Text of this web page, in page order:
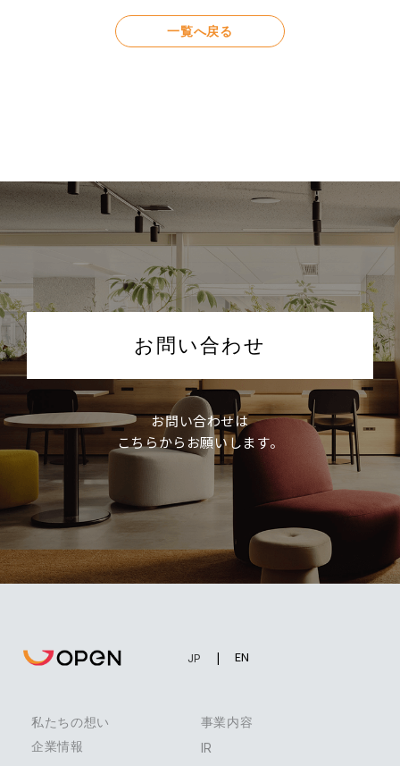
一覧へ戻る
お問い合わせ
お問い合わせは
こちらからお願いします。
EN
JP
私たちの想い
事業内容
企業情報
IR